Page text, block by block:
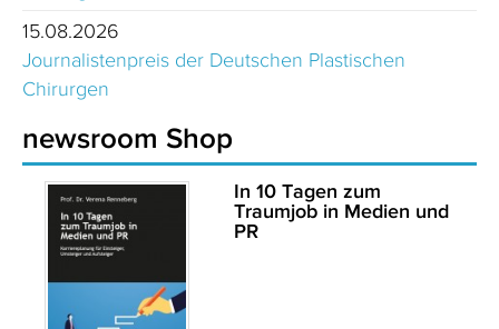
15.08.2026
Journalistenpreis der Deutschen Plastischen
Chirurgen
newsroom Shop
In 10 Tagen zum
Traumjob in Medien und
PR